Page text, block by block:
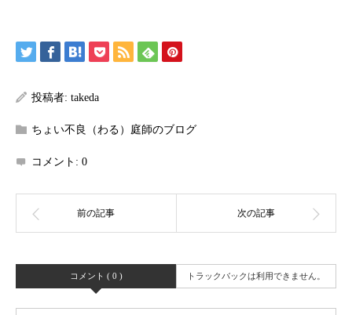
投稿者: takeda
ちょい不良（わる）庭師のブログ
コメント: 0
コメント ( 0 ) トラックバックは利用できません。